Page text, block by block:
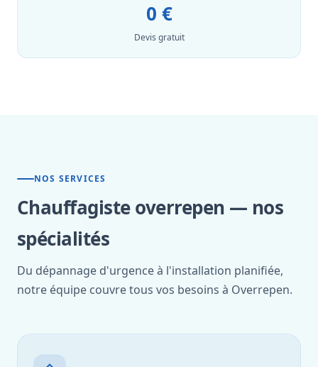
0 €
Devis gratuit
NOS SERVICES
Chauffagiste overrepen — nos
spécialités
Du dépannage d'urgence à l'installation planifiée,
notre équipe couvre tous vos besoins à Overrepen.